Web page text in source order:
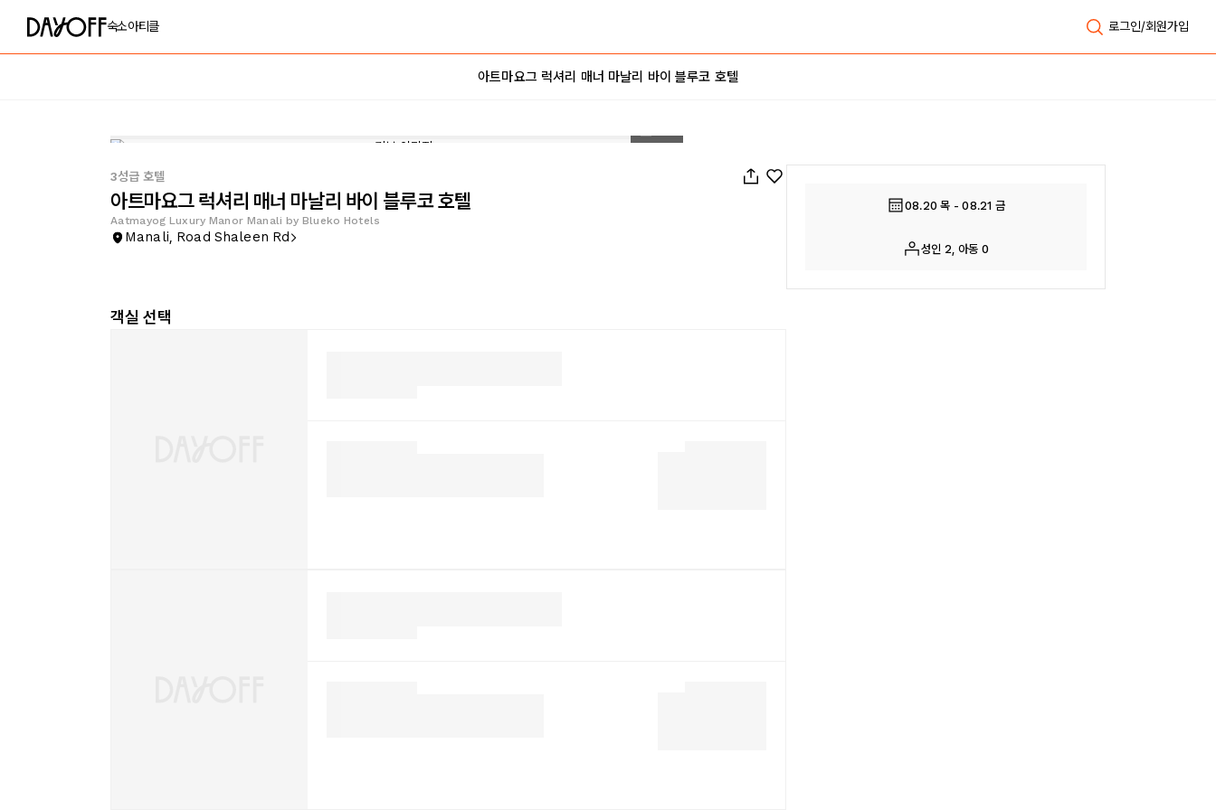
숙소아티클 로그인/회원가입
아트마요그 럭셔리 매너 마날리 바이 블루코 호텔
3성급 호텔
아트마요그 럭셔리 매너 마날리 바이 블루코 호텔
Aatmayog Luxury Manor Manali by Blueko Hotels
Manali, Road Shaleen Rd
객실 선택
08.20 목 - 08.21 금
성인 2, 아동 0